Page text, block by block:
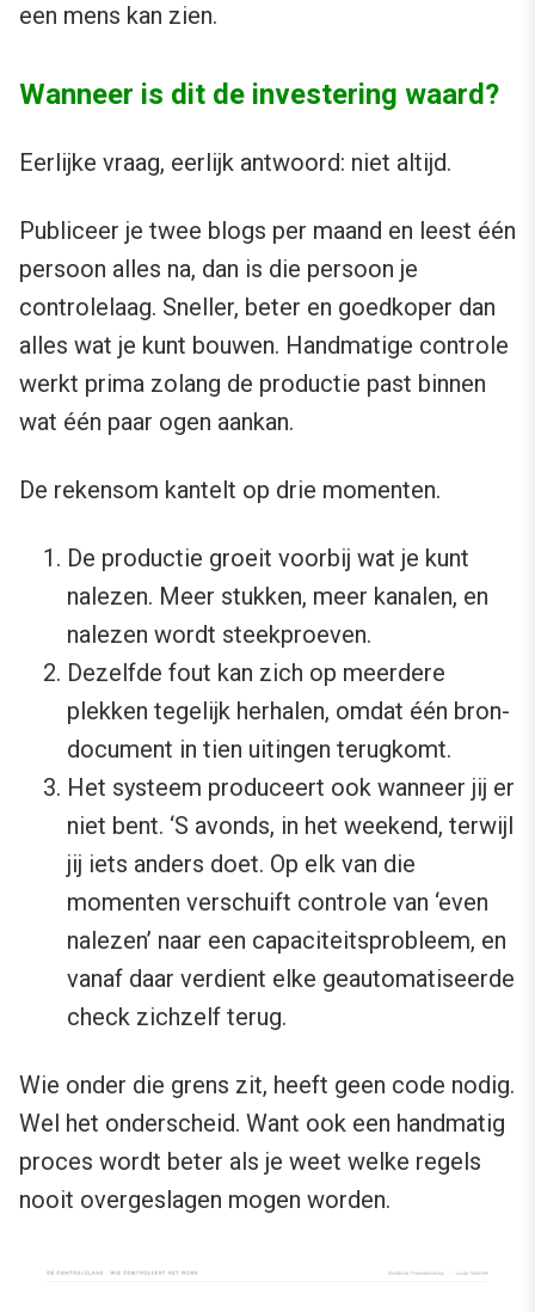
een mens kan zien.
Wanneer is dit de investering waard?
Eerlijke vraag, eerlijk antwoord: niet altijd.
Publiceer je twee blogs per maand en leest één
persoon alles na, dan is die persoon je
controlelaag. Sneller, beter en goedkoper dan
alles wat je kunt bouwen. Handmatige controle
werkt prima zolang de productie past binnen
wat één paar ogen aankan.
De rekensom kantelt op drie momenten.
De productie groeit voorbij wat je kunt
nalezen. Meer stukken, meer kanalen, en
nalezen wordt steekproeven.
Dezelfde fout kan zich op meerdere
plekken tegelijk herhalen, omdat één bron-
document in tien uitingen terugkomt.
Het systeem produceert ook wanneer jij er
niet bent. ‘S avonds, in het weekend, terwijl
jij iets anders doet. Op elk van die
momenten verschuift controle van ‘even
nalezen’ naar een capaciteitsprobleem, en
vanaf daar verdient elke geautomatiseerde
check zichzelf terug.
Wie onder die grens zit, heeft geen code nodig.
Wel het onderscheid. Want ook een handmatig
proces wordt beter als je weet welke regels
nooit overgeslagen mogen worden.